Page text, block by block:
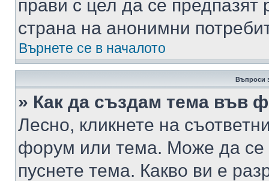
прави с цел да се предпазят
страна на анонимни
Върнете се в началото
Въпроси
» Как да създам тема във
Лесно, кликнете на
форум или тема. Може да се
пуснете тема. Какво ви е